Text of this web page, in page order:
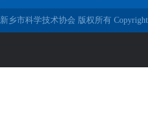
新乡市科学技术协会 版权所有